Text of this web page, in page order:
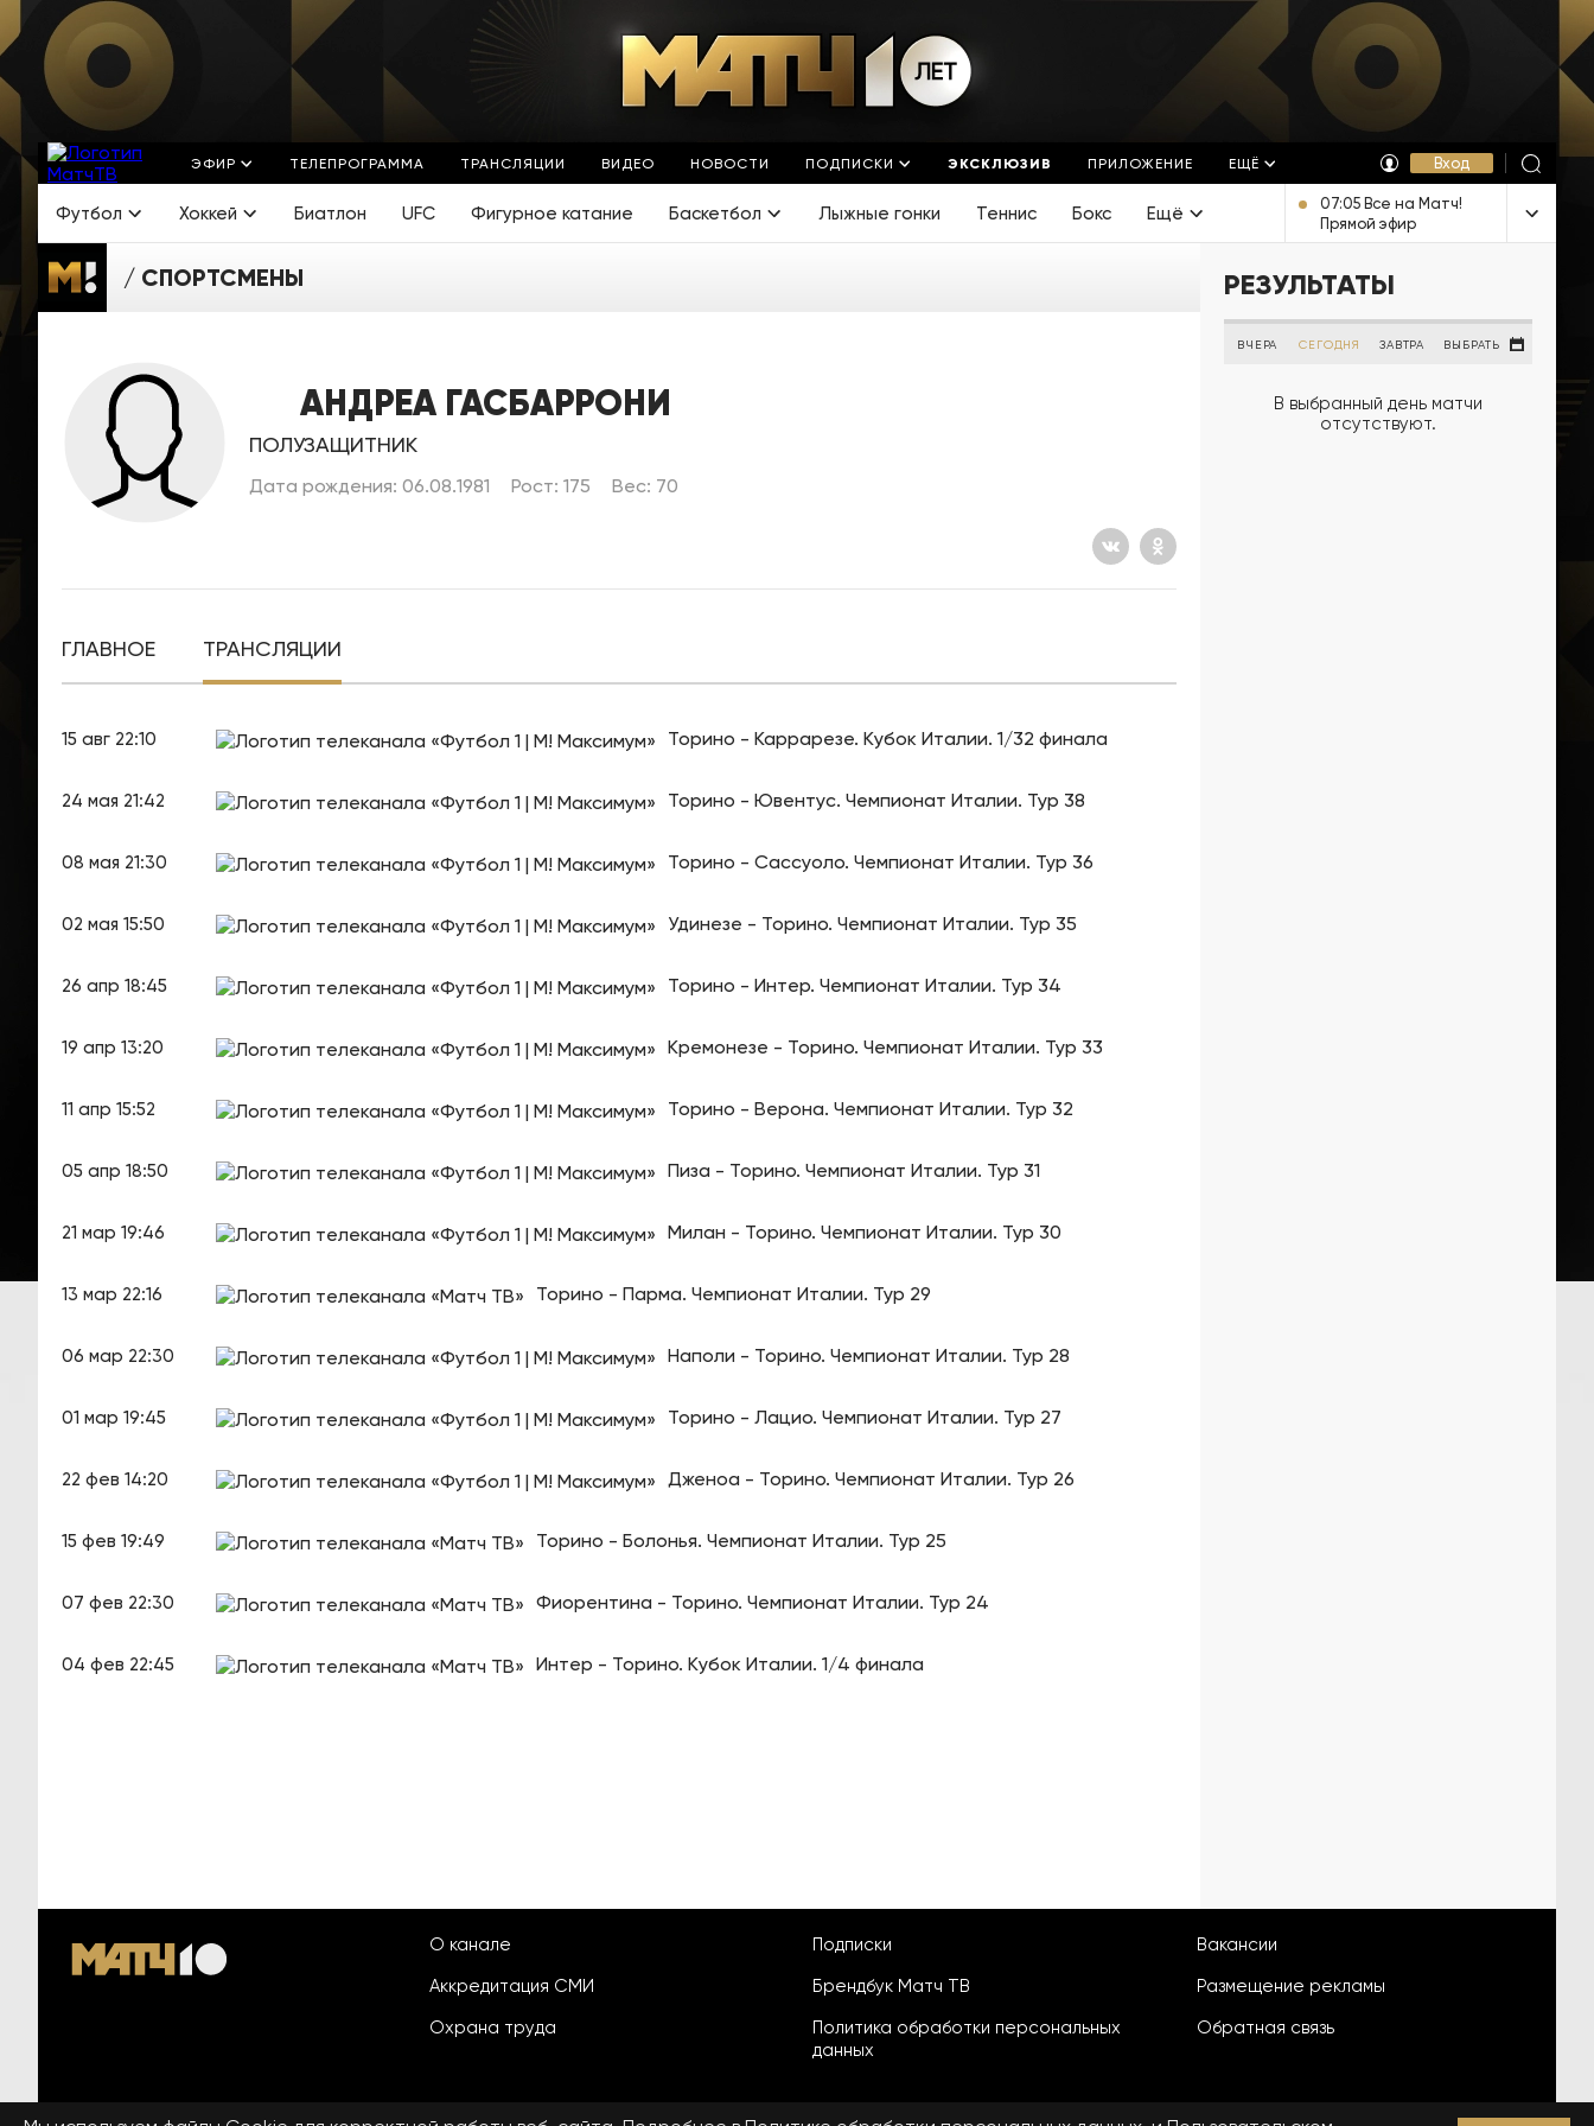
ЭФИР ТЕЛЕПРОГРАММА ТРАНСЛЯЦИИ ВИДЕО НОВОСТИ ПОДПИСКИ ЭКСКЛЮЗИВ ПРИЛОЖЕНИЕ ЕЩЁ Вход
Футбол Хоккей Биатлон UFC Фигурное катание Баскетбол Лыжные гонки Теннис Бокс Ещё
07:05 Все на Матч!
Прямой эфир
СПОРТСМЕНЫ
АНДРЕА ГАСБАРРОНИ
ПОЛУЗАЩИТНИК
Дата рождения: 06.08.1981 Рост: 175 Вес: 70
ГЛАВНОЕ ТРАНСЛЯЦИИ
15 авг 22:10 Торино - Каррарезе. Кубок Италии. 1/32 финала
24 мая 21:42 Торино - Ювентус. Чемпионат Италии. Тур 38
08 мая 21:30 Торино - Сассуоло. Чемпионат Италии. Тур 36
02 мая 15:50 Удинезе - Торино. Чемпионат Италии. Тур 35
26 апр 18:45 Торино - Интер. Чемпионат Италии. Тур 34
19 апр 13:20 Кремонезе - Торино. Чемпионат Италии. Тур 33
11 апр 15:52 Торино - Верона. Чемпионат Италии. Тур 32
05 апр 18:50 Пиза - Торино. Чемпионат Италии. Тур 31
21 мар 19:46 Милан - Торино. Чемпионат Италии. Тур 30
13 мар 22:16 Торино - Парма. Чемпионат Италии. Тур 29
06 мар 22:30 Наполи - Торино. Чемпионат Италии. Тур 28
01 мар 19:45 Торино - Лацио. Чемпионат Италии. Тур 27
22 фев 14:20 Дженоа - Торино. Чемпионат Италии. Тур 26
15 фев 19:49 Торино - Болонья. Чемпионат Италии. Тур 25
07 фев 22:30 Фиорентина - Торино. Чемпионат Италии. Тур 24
04 фев 22:45 Интер - Торино. Кубок Италии. 1/4 финала
РЕЗУЛЬТАТЫ
ВЧЕРА СЕГОДНЯ ЗАВТРА ВЫБРАТЬ
В выбранный день матчи
отсутствуют.
О канале
Аккредитация СМИ
Охрана труда
Подписки
Брендбук Матч ТВ
Политика обработки персональных
данных
Вакансии
Размещение рекламы
Обратная связь